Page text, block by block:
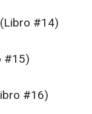
(Libro #14)
#15)
#16)